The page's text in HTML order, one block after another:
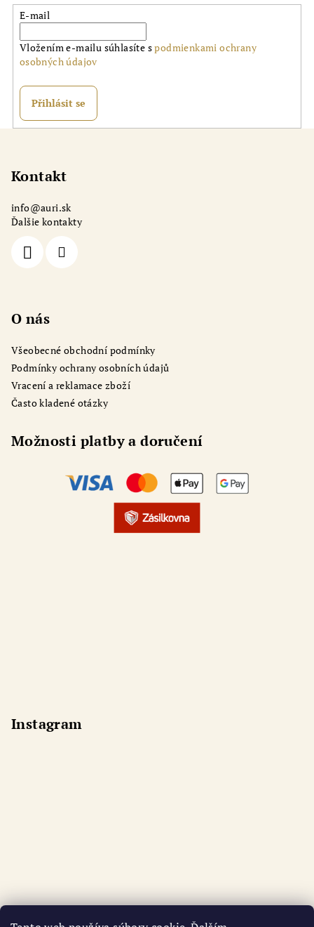
E-mail
Vložením e-mailu súhlasíte spodmienkami ochrany
osobných údajov
Přihlásit se
Kontakt
info@auri.sk
Ďalšie kontakty
O nás
Všeobecné obchodní podmínky
Podmínky ochrany osobních údajů
Vracení a reklamace zboží
Často kladené otázky
Možnosti platby a doručení
Instagram